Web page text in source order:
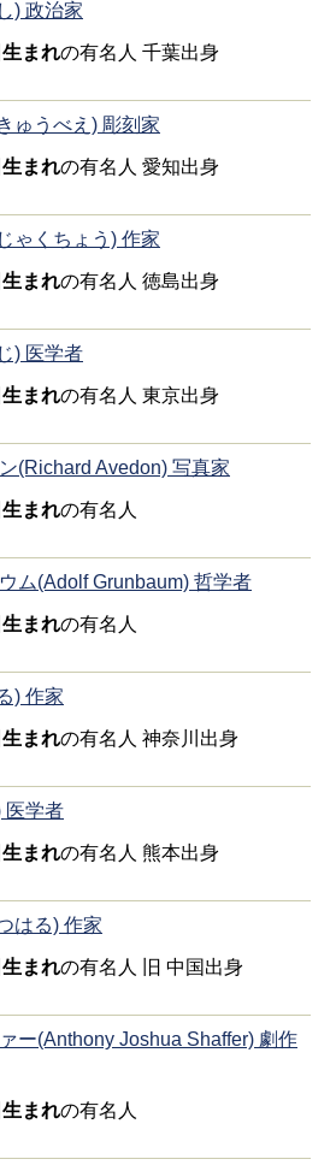
) 政治家
まれの有名人 千葉出身
ゅうべえ) 彫刻家
まれの有名人 愛知出身
ゃくちょう) 作家
まれの有名人 徳島出身
) 医学者
まれの有名人 東京出身
(Richard Avedon) 写真家
まれの有名人
ム(Adolf Grunbaum) 哲学者
まれの有名人
) 作家
まれの有名人 神奈川出身
医学者
まれの有名人 熊本出身
はる) 作家
まれの有名人 旧 中国出身
ー(Anthony Joshua Shaffer) 劇作
まれの有名人